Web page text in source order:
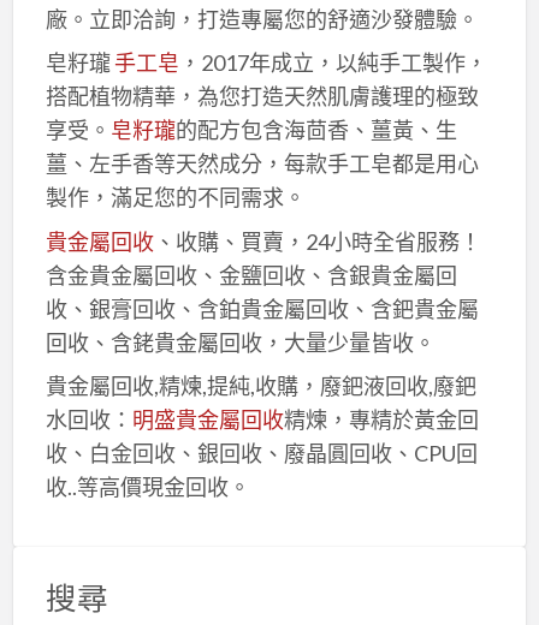
廠。立即洽詢，打造專屬您的舒適沙發體驗。
皂籽瓏手工皂 ，2017年成立，以純手工製作，
搭配植物精華，為您打造天然肌膚護理的極致
享受。 皂籽瓏的配方包含海茴香、薑黃、生
薑、左手香等天然成分，每款手工皂都是用心
製作，滿足您的不同需求。
貴金屬回收、收購、買賣，24小時全省服務！
含金貴金屬回收、金鹽回收、含銀貴金屬回
收、銀膏回收、含鉑貴金屬回收、含鈀貴金屬
回收、含銠貴金屬回收，大量少量皆收。
貴金屬回收,精煉,提純,收購，廢鈀液回收,廢鈀
水回收： 明盛貴金屬回收精煉，專精於黃金回
收、白金回收、銀回收、廢晶圓回收、CPU回
收..等高價現金回收。
搜尋